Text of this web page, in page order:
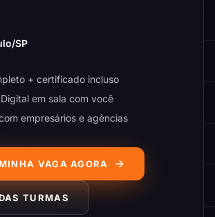
SP
+ certificado incluso
em sala com você
empresários e agências
VAGA AGORA
TURMAS